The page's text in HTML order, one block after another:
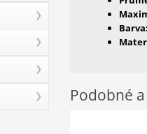
Barva:
Podobné